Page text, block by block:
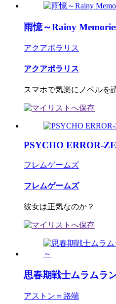
雨憶～Rainy
アクアポラリス
アクアポラリス
スマホで気楽にノベルを
PSYCHO ERROR-
フレムゲームズ
フレムゲームズ
彼女は正気なのか？
思春期戦士ムラムラ
アストン＝路端